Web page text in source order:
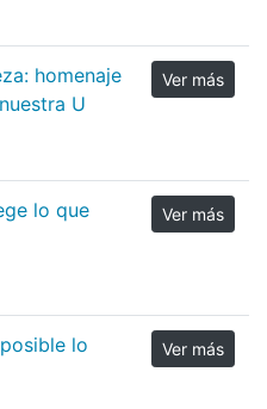
homenaje
U
Ver más
lo que
Ver más
lo
Ver más